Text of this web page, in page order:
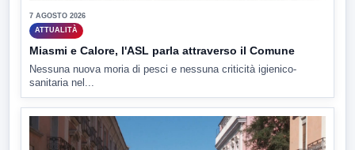
7 AGOSTO 2026
ATTUALITÀ
Miasmi e Calore, l'ASL parla attraverso il Comune
Nessuna nuova moria di pesci e nessuna criticità igienico-
sanitaria nel...